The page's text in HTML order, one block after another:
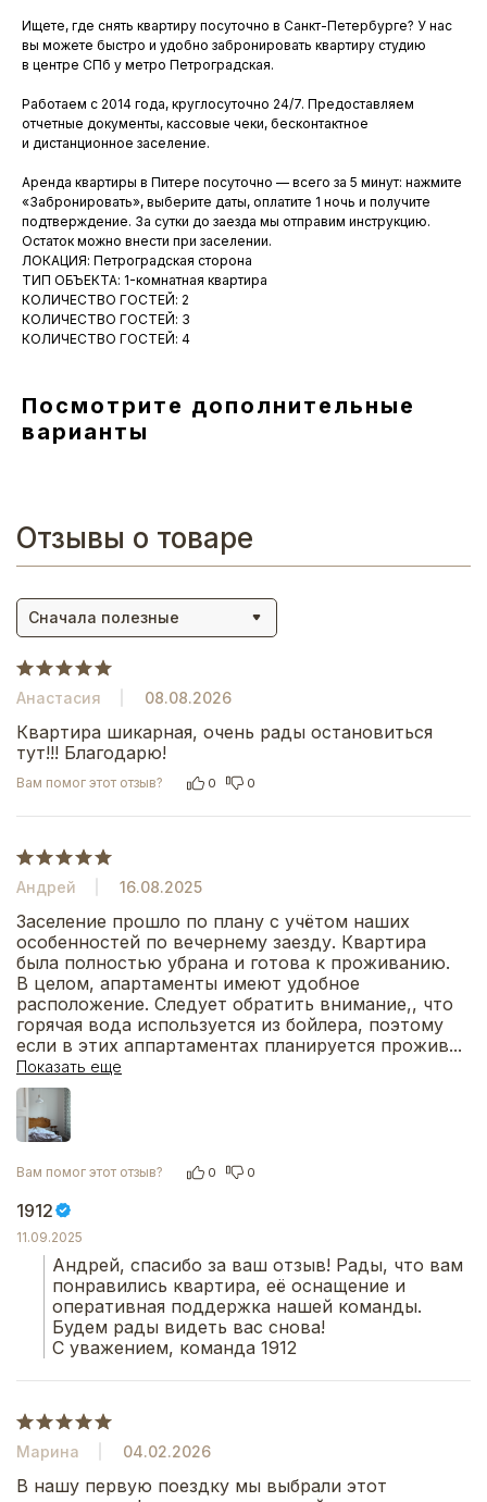
Ищете, где снять квартиру посуточно в Санкт-Петербурге? У нас
вы можете быстро и удобно забронировать квартиру студию
в центре СПб у метро Петроградская.
Работаем с 2014 года, круглосуточно 24/7. Предоставляем
отчетные документы, кассовые чеки, бесконтактное
и дистанционное заселение.
Аренда квартиры в Питере посуточно — всего за 5 минут: нажмите
«Забронировать», выберите даты, оплатите 1 ночь и получите
подтверждение. За сутки до заезда мы отправим инструкцию.
Остаток можно внести при заселении.
ЛОКАЦИЯ: Петроградская сторона
ТИП ОБЪЕКТА: 1-комнатная квартира
КОЛИЧЕСТВО ГОСТЕЙ: 2
КОЛИЧЕСТВО ГОСТЕЙ: 3
КОЛИЧЕСТВО ГОСТЕЙ: 4
Посмотрите дополнительные
варианты
Отзывы о товаре
Сначала полезные
Анастасия 08.08.2026
Квартира шикарная, очень рады остановиться
тут!!! Благодарю!
Вам помог этот отзыв? 0 0
Андрей 16.08.2025
Заселение прошло по плану с учётом наших
особенностей по вечернему заезду. Квартира
была полностью убрана и готова к проживанию.
В целом, апартаменты имеют удобное
расположение. Следует обратить внимание,, что
горячая вода используется из бойлера, поэтому
если в этих аппартаментах планируется прожив...
Показать еще
Вам помог этот отзыв? 0 0
1912
11.09.2025
Андрей, спасибо за ваш отзыв! Рады, что вам
понравились квартира, её оснащение и
оперативная поддержка нашей команды.
Будем рады видеть вас снова!
С уважением, команда 1912
Марина 04.02.2026
В нашу первую поездку мы выбрали этот